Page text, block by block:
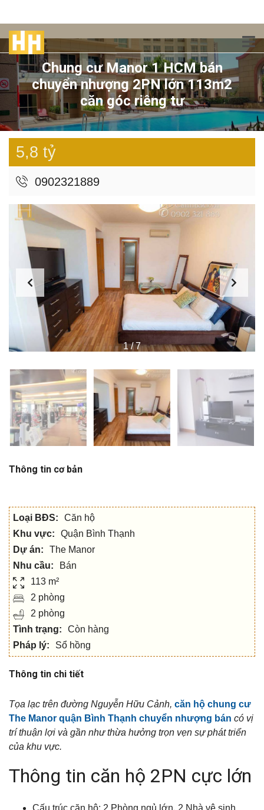
Chung cư Manor 1 HCM bán
chuyển nhượng 2PN lớn 113m2
căn góc riêng tư
5,8 tỷ
0902321889
1/7
Thông tin cơ bản
Loại BĐS:
Căn hộ
Khu vực:
Quận Bình Thạnh
Dự án:
The Manor
Nhu cầu:
Bán
113 m²
2 phòng
2 phòng
Tình trạng:
Còn hàng
Pháp lý:
Sổ hồng
Thông tin chi tiết
Tọa lạc trên đường Nguyễn Hữu Cảnh, căn hộ chung cư
The Manor quận Bình Thạnh chuyển nhượng bán có vị
trí thuận lợi và gần như thừa hưởng trọn vẹn sự phát triển
của khu vực.
Thông tin căn hộ 2PN cực lớn
Cấu trúc căn hộ: 2 Phòng ngủ lớn, 2 Nhà vệ sinh